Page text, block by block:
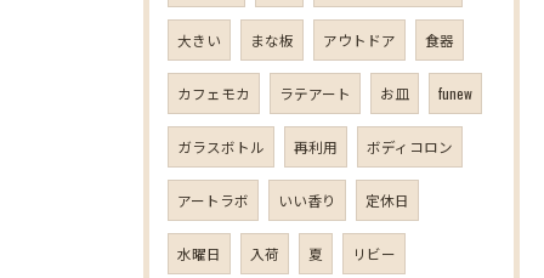
大きい まな板 アウトドア 食器
カフェモカ ラテアート お皿 funew
ガラスボトル 再利用 ボディコロン
アートラボ いい香り 定休日
水曜日 入荷 夏 リビー